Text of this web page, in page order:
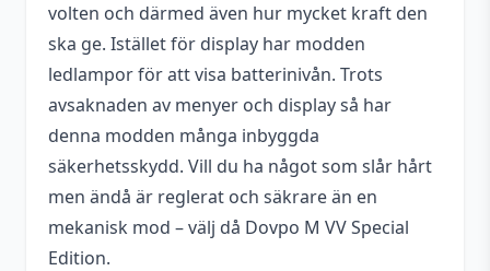
volten och därmed även hur mycket kraft den
ska ge. Istället för display har modden
ledlampor för att visa batterinivån. Trots
avsaknaden av menyer och display så har
denna modden många inbyggda
säkerhetsskydd. Vill du ha något som slår hårt
men ändå är reglerat och säkrare än en
mekanisk mod – välj då Dovpo M VV Special
Edition.
USB-anslutning Ingen